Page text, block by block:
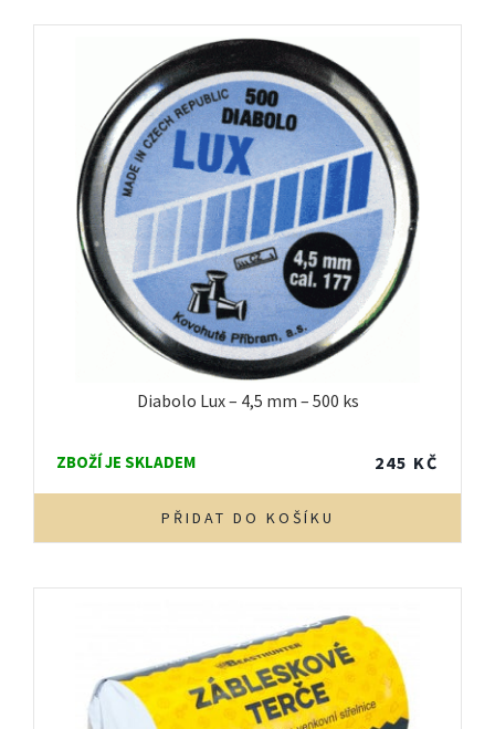
Diabolo Lux – 4,5 mm – 500 ks
ZBOŽÍ JE SKLADEM 245 KČ
PŘIDAT DO KOŠÍKU